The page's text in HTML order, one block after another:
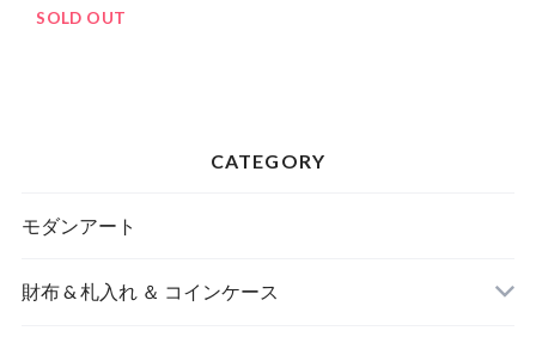
SOLD OUT
CATEGORY
モダンアート
財布 & 札入れ ＆ コインケース